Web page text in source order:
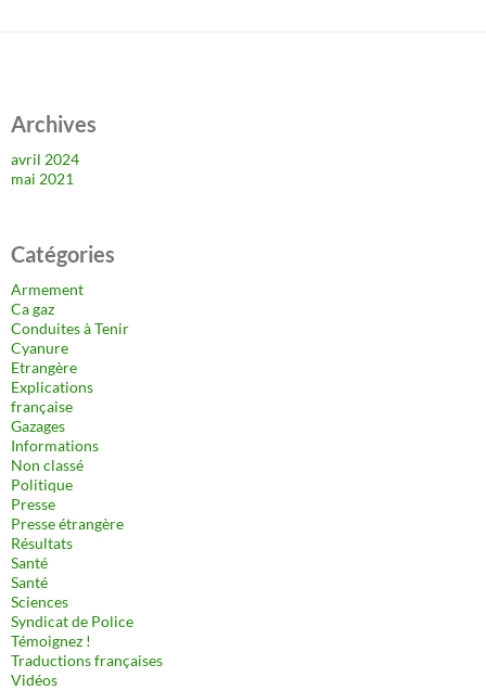
Archives
avril 2024
mai 2021
Catégories
Armement
Ca gaz
Conduites à Tenir
Cyanure
Etrangère
Explications
française
Gazages
Informations
Non classé
Politique
Presse
Presse étrangère
Résultats
Santé
Santé
Sciences
Syndicat de Police
Témoignez !
Traductions françaises
Vidéos